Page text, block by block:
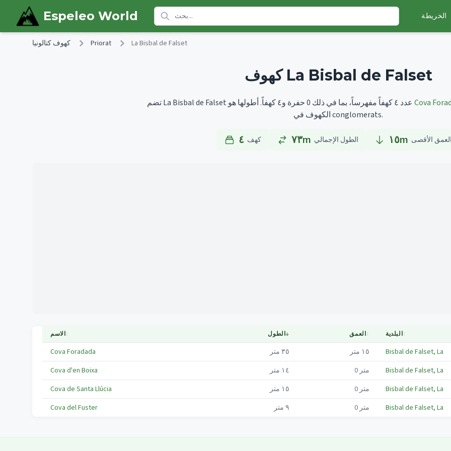
Skip to main content
Espeleo World الخريطة
كهوف كتالونيا Priorat La Bisbal de Falset
كهوف La Bisbal de Falset
تضم La Bisbal de Falset عدد ٤ كهفاً مفهرساً، بما في ذلك 0 حفرة و٤ كهفاً. Cova
الكهوف في conglomerats.
٤ كهف ٧٣m الطول الإجمالي ١٥m العمق الأقصى
الاسم↕ الطول↓ العمق↕ البلدية↕
Cova Foradada ٣٥ متر ١٥ متر Bisbal de Falset, La
Cova d'en Boixa
١٤ متر 0 متر Bisbal de Falset, La
Cova de Santa Llúcia
١٥ متر 0 متر Bisbal de Falset, La
Cova del Fuster
٩ متر 0 متر Bisbal de Falset, La